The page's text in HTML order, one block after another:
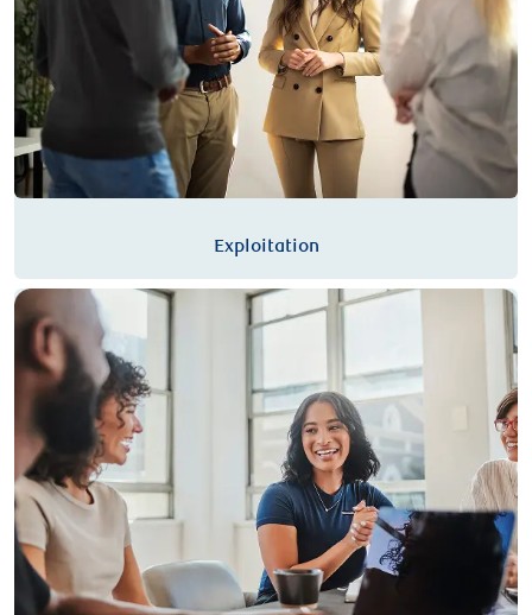
Exploitation
Audit interne